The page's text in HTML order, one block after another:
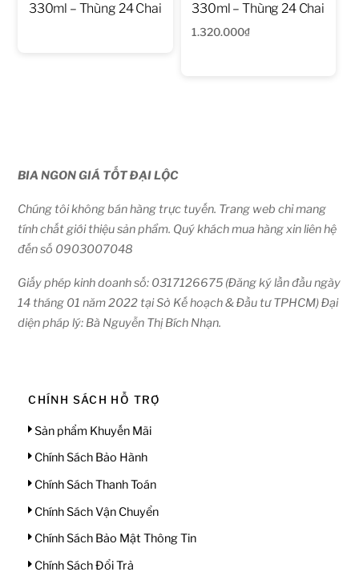
330ml – Thùng 24 Chai
330ml – Thùng 24 Chai
1.320.000₫
BIA NGON GIÁ TỐT ĐẠI LỘC
Chúng tôi không bán hàng trực tuyến. Trang web chỉ mang
tính chất giới thiệu sản phẩm. Quý khách mua hàng xin liên hệ
đến số 0903007048
Giấy phép kinh doanh số: 0317126675 (Đăng ký lần đầu ngày
14 tháng 01 năm 2022 tại Sở Kế hoạch & Đầu tư TPHCM) Đại
diện pháp lý: Bà Nguyễn Thị Bích Nhạn.
CHÍNH SÁCH HỖ TRỢ
Sản phẩm Khuyến Mãi
Chính Sách Bảo Hành
Chính Sách Thanh Toán
Chính Sách Vận Chuyển
Chính Sách Bảo Mật Thông Tin
Chính Sách Đổi Trả